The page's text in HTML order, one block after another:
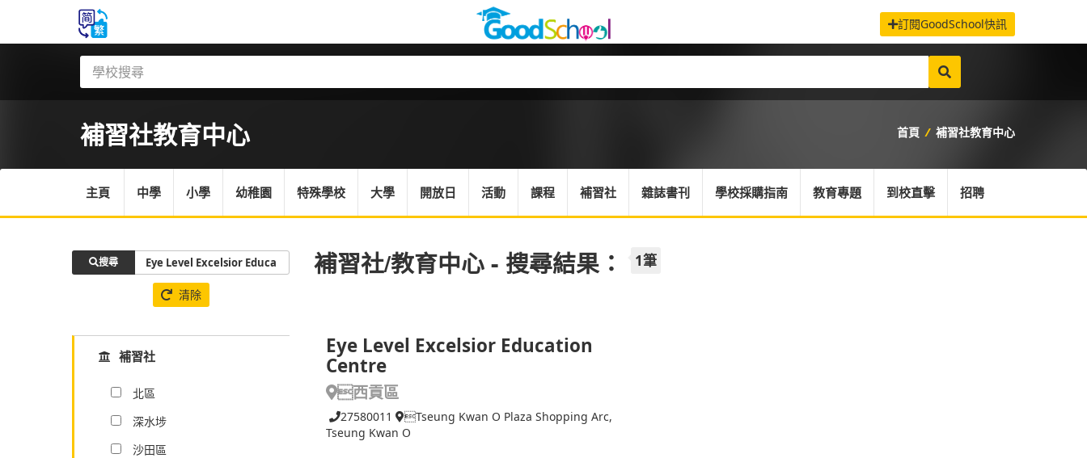
訂閱GoodSchool快訊
補習社教育中心 首頁 / 補習社教育中心
主頁 中學 小學 幼稚園 特殊學校 大學 開放日 活動 課程 補習社 雜誌書刊 學校採購指南 教育專題 到校直擊 招聘
補習社/教育中心 - 搜尋結果： 1筆
Eye Level Excelsior Education
Centre
西貢區
27580011
Tseung Kwan O Plaza Shopping Arc,
Tseung Kwan O
搜尋
清除
補習社
北區
深水埗
沙田區